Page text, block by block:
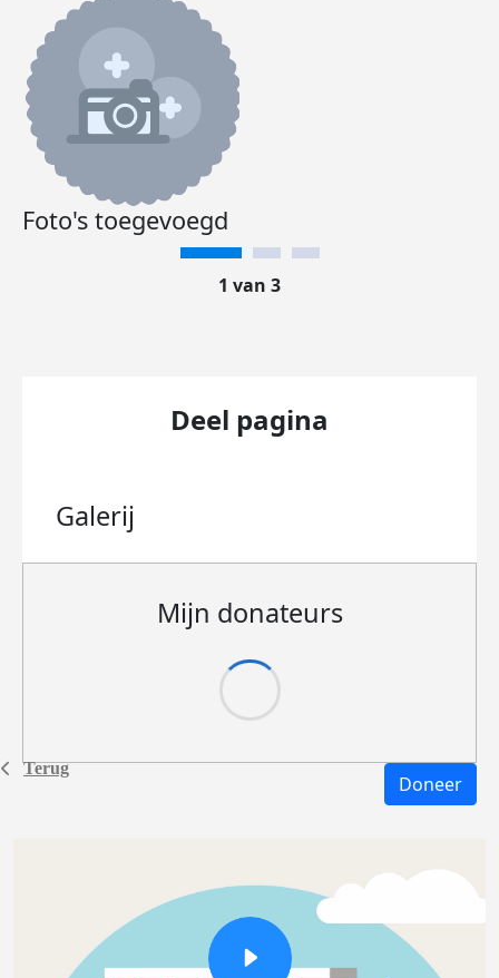
Terug
Foto's toegevoegd
1 van 3
Deel pagina
Galerij
Mijn donateurs
Doneer